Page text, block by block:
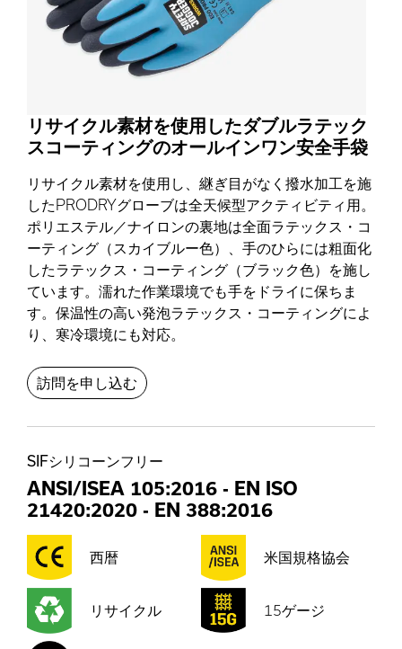
リサイクル素材を使用したダブルラテック
スコーティングのオールインワン安全手袋
リサイクル素材を使用し、継ぎ目がなく撥水加工を施
したPRODRYグローブは全天候型アクティビティ用。
ポリエステル／ナイロンの裏地は全面ラテックス・コ
ーティング（スカイブルー色）、手のひらには粗面化
したラテックス・コーティング（ブラック色）を施し
ています。濡れた作業環境でも手をドライに保ちま
す。保温性の高い発泡ラテックス・コーティングによ
り、寒冷環境にも対応。
訪問を申し込む
SIFシリコーンフリー
ANSI/ISEA 105:2016 - EN ISO
21420:2020 - EN 388:2016
西暦 米国規格協会
リサイクル 15ゲージ